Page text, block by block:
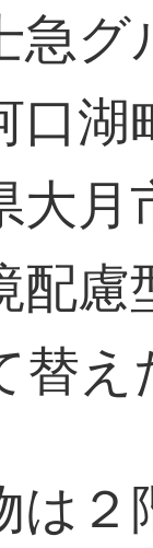
グ
口湖
大
配
え
２